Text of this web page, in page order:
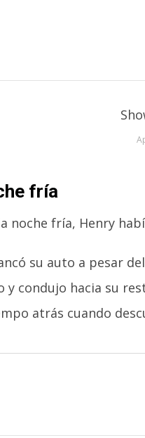
fría
noche fría, Henry
su auto a pesar
y condujo hacia su
atrás cuando